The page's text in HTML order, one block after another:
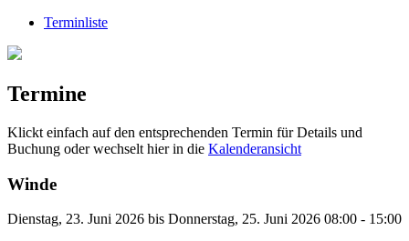
Terminliste
Termine
Klickt einfach auf den entsprechenden Termin für Details und
Buchung oder wechselt hier in die Kalenderansicht
Winde
Dienstag, 23. Juni 2026 bis Donnerstag, 25. Juni 2026 08:00 - 15:00